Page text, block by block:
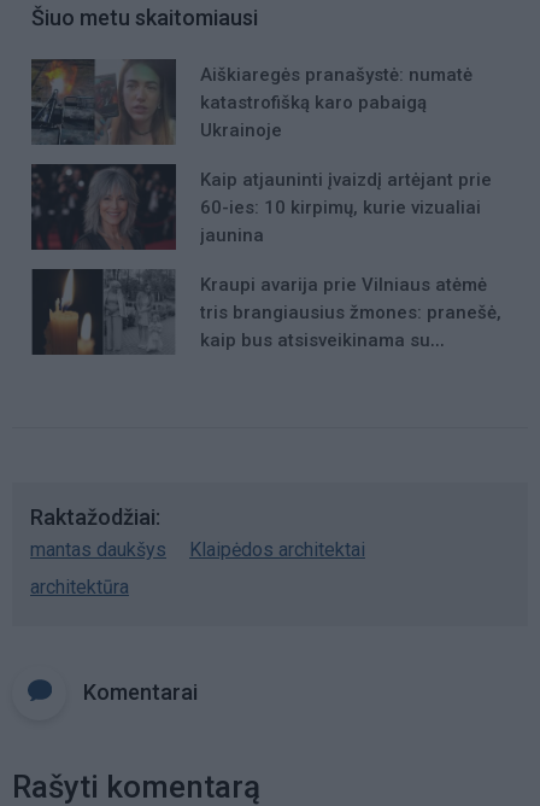
Šiuo metu skaitomiausi
Aiškiaregės pranašystė: numatė
katastrofišką karo pabaigą
Ukrainoje
Kaip atjauninti įvaizdį artėjant prie
60-ies: 10 kirpimų, kurie vizualiai
jaunina
Kraupi avarija prie Vilniaus atėmė
tris brangiausius žmones: pranešė,
kaip bus atsisveikinama su
Raktažodžiai
mantas daukšys
Klaipėdos architektai
architektūra
Komentarai
Rašyti komentarą